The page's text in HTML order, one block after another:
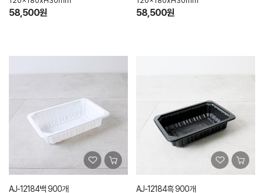
58,500원 58,500원
AJ-12184백 900개 AJ-12184흑 900개